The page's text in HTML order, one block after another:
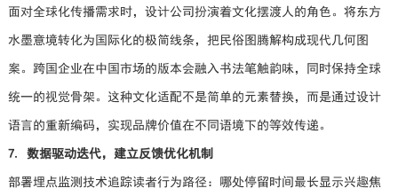
面对全球化传播需求时，设计公司扮演着文化摆渡人的角色。将东方
水墨意境转化为国际化的极简线条，把民俗图腾解构成现代几何图
案。跨国企业在中国市场的版本会融入书法笔触韵味，同时保持全球
统一的视觉骨架。这种文化适配不是简单的元素替换，而是通过设计
语言的重新编码，实现品牌价值在不同语境下的等效传递。
7. 数据驱动迭代，建立反馈优化机制
部署埋点监测技术追踪读者行为路径：哪处停留时间最长显示兴趣焦